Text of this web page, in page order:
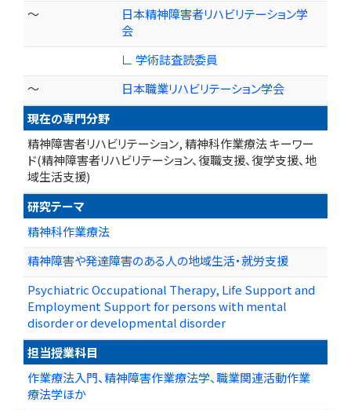
～
日本精神障害者リハビリテーション学
会
∟ 学術誌査読委員
～
日本職業リハビリテーション学会
現在の専門分野
精神障害者リハビリテーション, 精神科作業療法 キーワー
ド(精神障害者リハビリテーション、復職支援、復学支援、地
域生活支援)
研究テーマ
精神科作業療法
精神障害や発達障害のある人の地域生活・就労支援
Psychiatric Occupational Therapy, Life Support and
Employment Support for persons with mental
disorder or developmental disorder
担当授業科目
作業療法入門、精神障害作業療法学、職業関連活動作業
療法学ほか